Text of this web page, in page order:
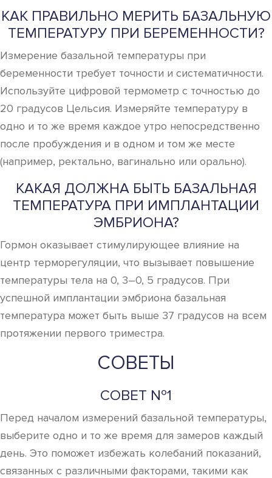
КАК ПРАВИЛЬНО МЕРИТЬ БАЗАЛЬНУЮ
ТЕМПЕРАТУРУ ПРИ БЕРЕМЕННОСТИ?
Измерение базальной температуры при
беременности требует точности и систематичности.
Используйте цифровой термометр с точностью до
20 градусов Цельсия. Измеряйте температуру в
одно и то же время каждое утро непосредственно
после пробуждения и в одном и том же месте
(например, ректально, вагинально или орально).
КАКАЯ ДОЛЖНА БЫТЬ БАЗАЛЬНАЯ
ТЕМПЕРАТУРА ПРИ ИМПЛАНТАЦИИ
ЭМБРИОНА?
Гормон оказывает стимулирующее влияние на
центр терморегуляции, что вызывает повышение
температуры тела на 0, 3–0, 5 градусов. При
успешной имплантации эмбриона базальная
температура может быть выше 37 градусов на всем
протяжении первого триместра.
СОВЕТЫ
СОВЕТ №1
Перед началом измерений базальной температуры,
выберите одно и то же время для замеров каждый
день. Это поможет избежать колебаний показаний,
связанных с различными факторами, такими как